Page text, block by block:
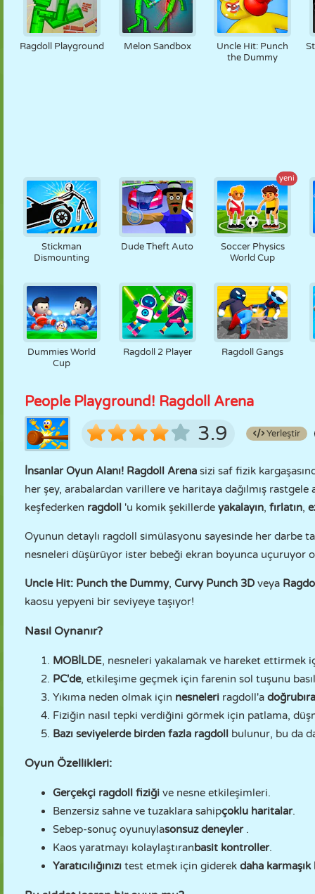
Ragdoll Playground Melon Sandbox
Uncle Hit: Punch
the Dummy
Stickman
Dismounting
Dude Theft Auto
yeni
Soccer Physics
World Cup
Dummies World
Cup
Ragdoll 2 Player Ragdoll Gangs
People Playground! Ragdoll Arena
3.9 Yerleştir
İnsanlar Oyun Alanı! Ragdoll Arena sizi saf fizik
her şey, arabalardan varillere ve haritaya dağılmış
keşfederken ragdoll 'u komik şekillerde yakalayın, fırlatın,
Oyunun detaylı ragdoll simülasyonu sayesinde her darbe
nesneleri düşürüyor ister bebeği ekran boyunca uçuruyor
Uncle Hit: Punch the Dummy, Curvy Punch 3D veya
kaosu yepyeni bir seviyeye taşıyor!
Nasıl Oynanır?
MOBİLDE, nesneleri yakalamak ve hareket ettirmek
PC'de, etkileşime geçmek için farenin sol tuşunu
Yıkıma neden olmak için nesneleri ragdoll'a doğru
Fiziğin nasıl tepki verdiğini görmek için patlama,
Bazı seviyelerde birden fazla ragdoll bulunur, bu da
Oyun Özellikleri:
Gerçekçi ragdoll fiziği ve nesne etkileşimleri.
Benzersiz sahne ve tuzaklara sahipçoklu haritalar.
Sebep-sonuç oyunuylasonsuz deneyler .
Kaos yaratmayı kolaylaştıranbasit kontroller.
Yaratıcılığınızı test etmek için giderek daha